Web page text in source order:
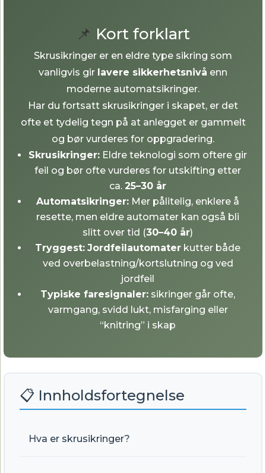
📌 Kort forklart
Skrusikringer er en eldre type sikring som
vanligvis gir lavere sikkerhetsnivå enn
moderne automatsikringer.
Har du fortsatt skrusikringer i skapet, er det
ofte et tydelig tegn på at anlegget er gammelt
og bør vurderes for oppgradering.
Skrusikringer: Eldre teknologi som oftere gir
feil og bør ofte vurderes for utskifting etter
ca. 25–30 år
Automatsikringer: Mer pålitelig, enklere å
resette, men eldre automater kan også bli
slitt over tid (30–40 år)
Tryggest: Jordfeilautomater kutter både
ved overbelastning/kortslutning og ved
jordfeil
Typiske faresignaler: sikringer går ofte,
varmgang, svidd lukt, misfarging eller
“knitring” i skap
📋 Innholdsfortegnelse
Hva er skrusikringer?